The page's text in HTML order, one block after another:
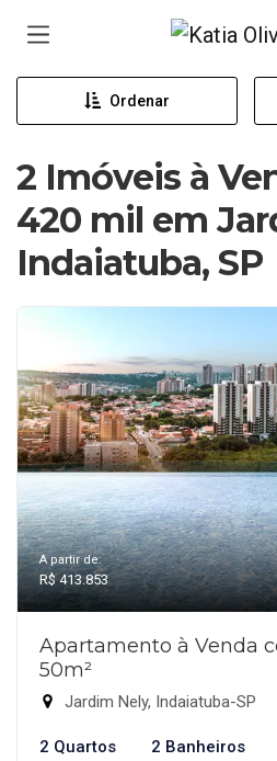
Página
Ordenar
2 Imóveis à
420 mil em
Indaiatuba, SP
A partir de:
R$ 413.853
Apartamento à Venda
50m²
Jardim Nely, Indaiatuba-SP
2 Quartos 2 Banheiros